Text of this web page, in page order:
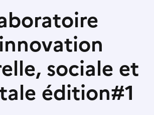
sociale et
édition#1